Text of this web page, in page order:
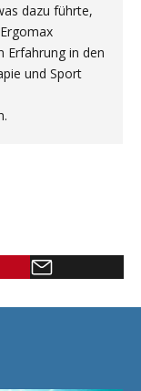
dazu führte,
Erfahrung in den
und Sport